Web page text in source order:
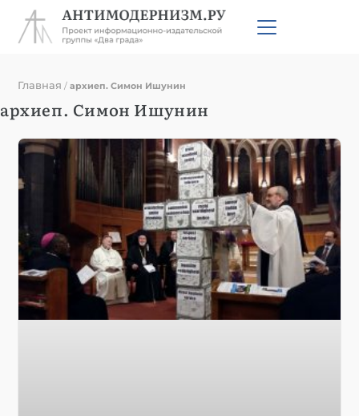
Главная /архиеп. Симон Ишунин
архиеп. Симон Ишунин